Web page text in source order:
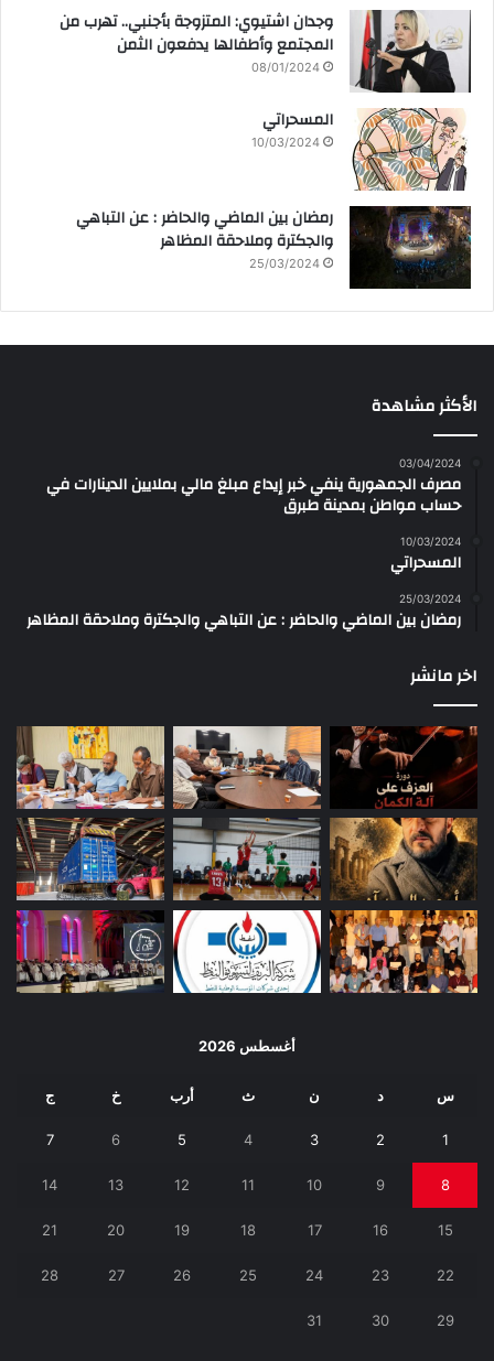
وجدان اشتيوي: المتزوجة بأجنبي.. تهرب من
المجتمع وأطفالها يدفعون الثمن
08/01/2024
المسحراتي
10/03/2024
رمضان بين الماضي والحاضر : عن التباهي
والجكترة وملاحقة المظاهر
25/03/2024
الأكثر مشاهدة
03/04/2024
مصرف الجمهورية ينفي خبر إيداع مبلغ مالي بملايين الدينارات في
حساب مواطن بمدينة طبرق
10/03/2024
المسحراتي
25/03/2024
رمضان بين الماضي والحاضر : عن التباهي والجكترة وملاحقة المظاهر
اخر مانشر
أغسطس 2026
س د ن ث أرب خ ج
1
2
3
4
5
6
7
8
9
10
11
12
13
14
15
16
17
18
19
20
21
22
23
24
25
26
27
28
29
30
31